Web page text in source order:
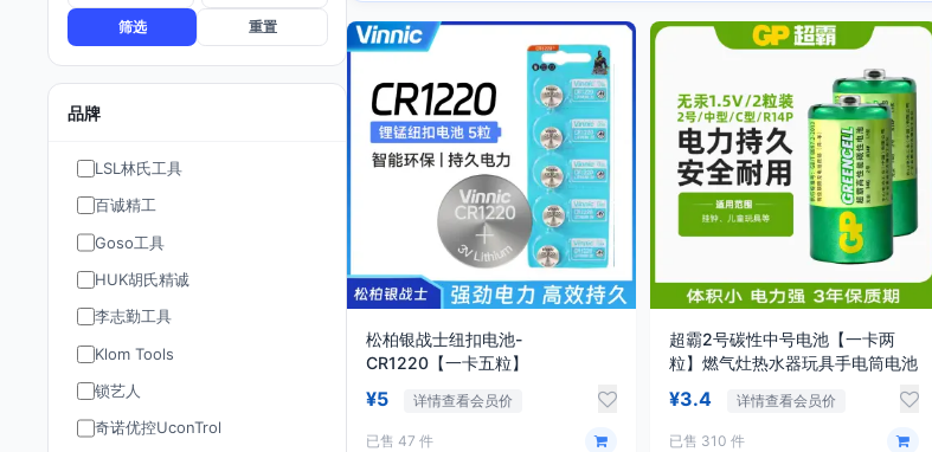
筛选 重置
品牌
LSL林氏工具
百诚精工
Goso工具
HUK胡氏精诚
李志勤工具
Klom Tools
锁艺人
奇诺优控UconTrol
松柏银战士纽扣电池-
CR1220【一卡五粒】
¥5 详情查看会员价
已售 47 件
超霸2号碳性中号电池【一卡两
粒】燃气灶热水器玩具手电筒电池
¥3.4 详情查看会员价
已售 310 件